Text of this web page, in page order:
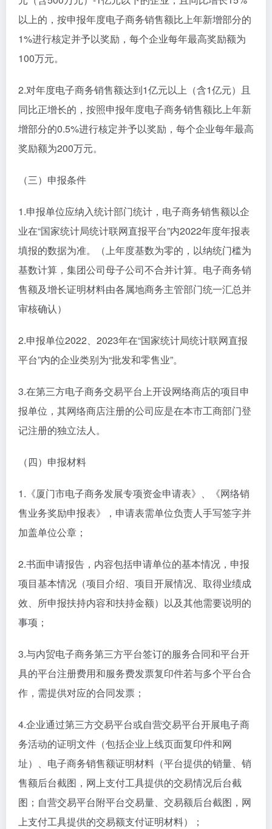
以上的，按申报年度电子商务销售额比上年新增部分的
1%进行核定并予以奖励，每个企业每年最高奖励额为
100万元。
2.对年度电子商务销售额达到1亿元以上（含1亿元）且
同比正增长的，按照申报年度电子商务销售额比上年新
增部分的0.5%进行核定并予以奖励，每个企业每年最高
奖励额为200万元。
（三）申报条件
1.申报单位应纳入统计部门统计，电子商务销售额以企
业在“国家统计局统计联网直报平台”内2022年度年报表
填报的数据为准。（上年度基数为零的，以纳统门槛为
基数计算，集团公司母子公司不合并计算。电子商务销
售额及增长证明材料由各属地商务主管部门统一汇总并
审核确认）
2.申报单位2022、2023年在“国家统计局统计联网直报
平台”内的企业类别为“批发和零售业”。
3.在第三方电子商务交易平台上开设网络商店的项目申
报单位，其网络商店注册的公司应是在本市工商部门登
记注册的独立法人。
（四）申报材料
1.《厦门市电子商务发展专项资金申请表》、《网络销
售业务奖励申报表》，申请表需单位负责人手写签字并
加盖单位公章；
2.书面申请报告，内容包括申请单位的基本情况，申报
项目基本情况（项目介绍、项目开展情况、取得业绩成
效、所申报扶持内容和扶持金额）以及其他需要说明的
事项；
3.与内贸电子商务第三方平台签订的服务合同和平台开
具的平台注册费用和服务费发票复印件若与多个平台合
作，需提供对应的合同发票；
4.企业通过第三方交易平台或自营交易平台开展电子商
务活动的证明文件（包括企业上线页面复印件和网
址）、电子商务销售额证明材料（平台提供的销量、销
售额后台截图，网上支付工具提供的交易情况后台截
图；自营交易平台附平台交易量、交易额后台截图，网
上支付工具提供的交易额支付证明材料）；